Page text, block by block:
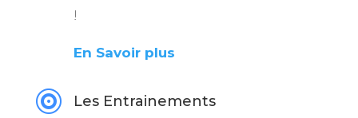
!
En Savoir plus
 Les Entrainements